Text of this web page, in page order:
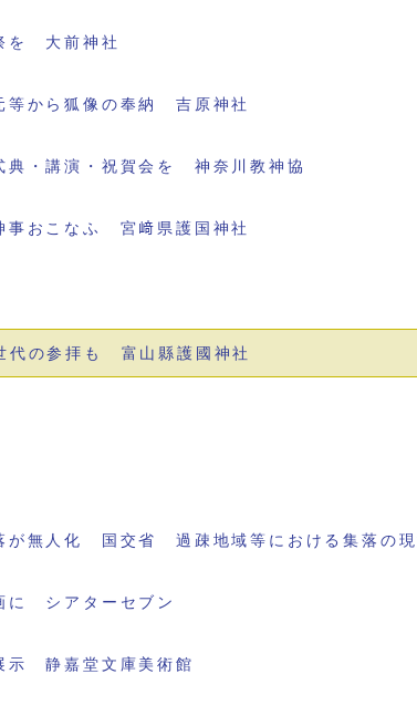
を 大前神社
から狐像の奉納 吉原神社
・講演・祝賀会を 神奈川教神協
おこなふ 宮﨑県護国神社
の参拝も 富山縣護國神社
が無人化 国交省 過疎地域等における集落の現
に シアターセブン
示 静嘉堂文庫美術館